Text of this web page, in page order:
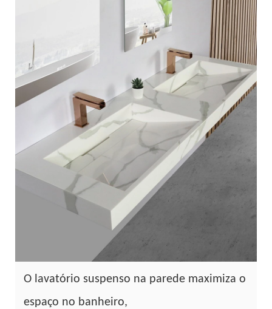
O lavatório suspenso na parede maximiza o
espaço no banheiro,